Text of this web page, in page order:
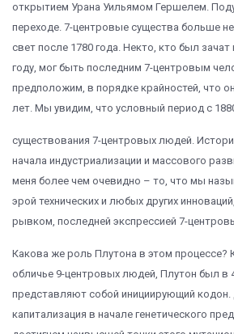
открытием Урана Уильямом Гершелем.
переходе. 7-центровые существа больше
свет после 1780 года. Некто, кто был
году, мог быть последним 7-центровым
предположим, в порядке крайностей, что
лет. Мы увидим, что условный период с
существования 7-центровых людей.
начала индустриализации и массового
меня более чем очевидно – то, что мы
эрой технических и любых других
рывком, последней экспрессией 7-
Какова же роль Плутона в этом процессе?
обличье 9-центровых людей, Плутон был в
представляют собой инициирующий кодон.
капитализация в начале генетического